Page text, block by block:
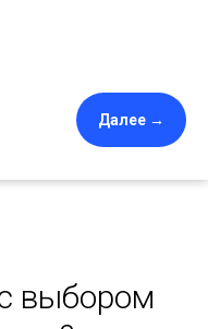
Далее →
выбором